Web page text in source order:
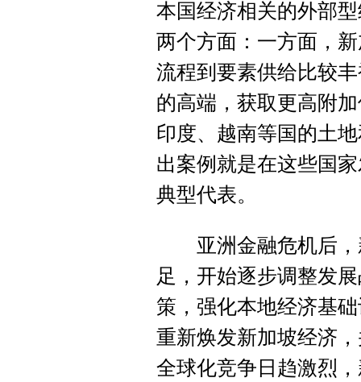
本国经济相关的外部
两个方面：一方面，
流程到要素供给比较
的高端，获取更高附
印度、越南等国的土
出案例就是在这些国
典型代表。
亚洲金融危机后，
足，开始逐步调整发
策，强化本地经济基
重新焕发新加坡经济
全球化竞争日趋激烈